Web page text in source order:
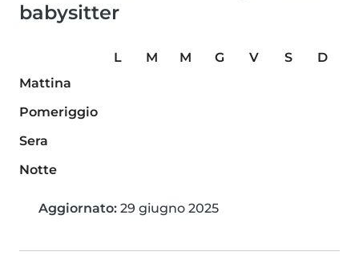
babysitter
L M M G V S
D
Mattina
Pomeriggio
Sera
Notte
Aggiornato: 29 giugno 2025